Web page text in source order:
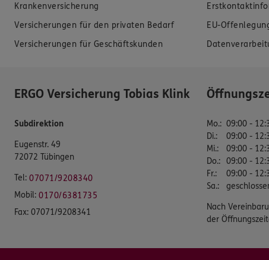
Krankenversicherung
Versicherungen für den privaten Bedarf
Versicherungen für Geschäftskunden
EU-
ERGO Versicherung Tobias Klink
Subdirektion
Eugenstr. 49
72072 Tübingen
Tel: 07071/9208340
Mobil: 0170/6381735
Fax: 07071/9208341
Mo.: 09:00 -
Di.:
09:00 -
Mi.:
09:00 -
Do.: 09:00 -
Fr.:
09:00 -
Sa.:
Nach
der